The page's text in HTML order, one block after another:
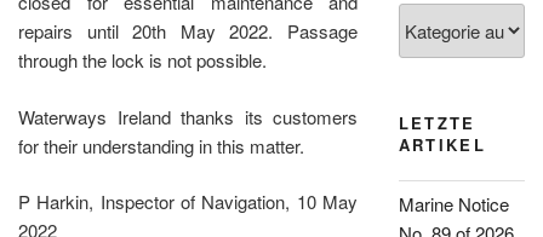
repairs until 20th May 2022. Passage
through the lock is not possible.
Waterways Ireland thanks its customers
for their understanding in this matter.
P Harkin, Inspector of Navigation, 10 May
2022
LETZTE
ARTIKEL
Marine Notice